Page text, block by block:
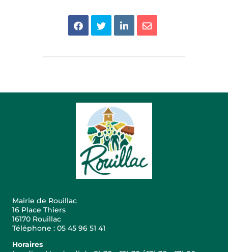
Mairie de Rouillac
16 Place Thiers
16170 Rouillac
Téléphone : 05 45 96 51 41
Horaires